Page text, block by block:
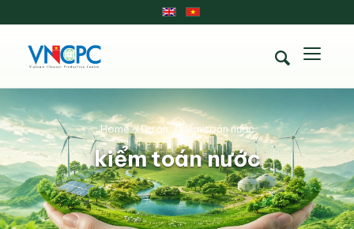
kiểm toán nước
Home /Dự án /kiểm toán nước